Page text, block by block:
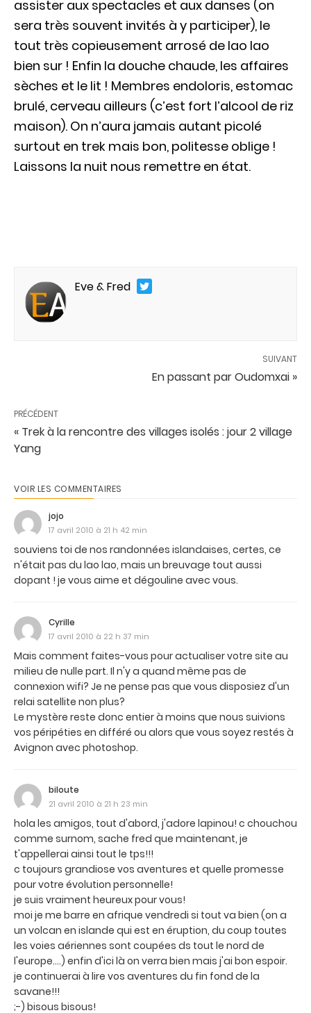
assister aux spectacles et aux danses (on
sera très souvent invités à y participer), le
tout très copieusement arrosé de lao lao
bien sur ! Enfin la douche chaude, les affaires
sèches et le lit ! Membres endoloris, estomac
brulé, cerveau ailleurs (c’est fort l’alcool de riz
maison). On n’aura jamais autant picolé
surtout en trek mais bon, politesse oblige !
Laissons la nuit nous remettre en état.
Eve & Fred
SUIVANT
En passant par Oudomxai »
PRÉCÉDENT
« Trek à la rencontre des villages isolés : jour 2 village
Yang
VOIR LES COMMENTAIRES
jojo
17 avril 2010 à 21 h 42 min
souviens toi de nos randonnées islandaises, certes, ce
n'était pas du lao lao, mais un breuvage tout aussi
dopant ! je vous aime et dégouline avec vous.
Cyrille
17 avril 2010 à 22 h 37 min
Mais comment faites-vous pour actualiser votre site au
milieu de nulle part. Il n'y a quand même pas de
connexion wifi? Je ne pense pas que vous disposiez d'un
relai satellite non plus?
Le mystère reste donc entier à moins que nous suivions
vos péripéties en différé ou alors que vous soyez restés à
Avignon avec photoshop.
biloute
21 avril 2010 à 21 h 23 min
hola les amigos, tout d'abord, j'adore lapinou! c chouchou
comme surnom, sache fred que maintenant, je
t'appellerai ainsi tout le tps!!!
c toujours grandiose vos aventures et quelle promesse
pour votre évolution personnelle!
je suis vraiment heureux pour vous!
moi je me barre en afrique vendredi si tout va bien (on a
un volcan en islande qui est en éruption, du coup toutes
les voies aériennes sont coupées ds tout le nord de
l'europe....) enfin d'ici là on verra bien mais j'ai bon espoir.
je continuerai à lire vos aventures du fin fond de la
savane!!!
;-) bisous bisous!